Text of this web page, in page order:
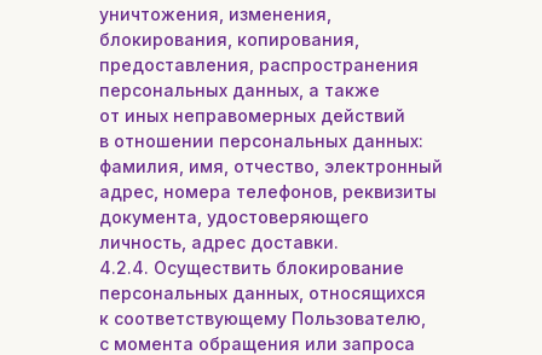
уничтожения, изменения,
блокирования, копирования,
предоставления, распространения
персональных данных, а также
от иных неправомерных действий
в отношении персональных данных:
фамилия, имя, отчество, электронный
адрес, номера телефонов, реквизиты
документа, удостоверяющего
личность, адрес доставки.
4.2.4. Осуществить блокирование
персональных данных, относящихся
к соответствующему Пользователю,
с момента обращения или запроса